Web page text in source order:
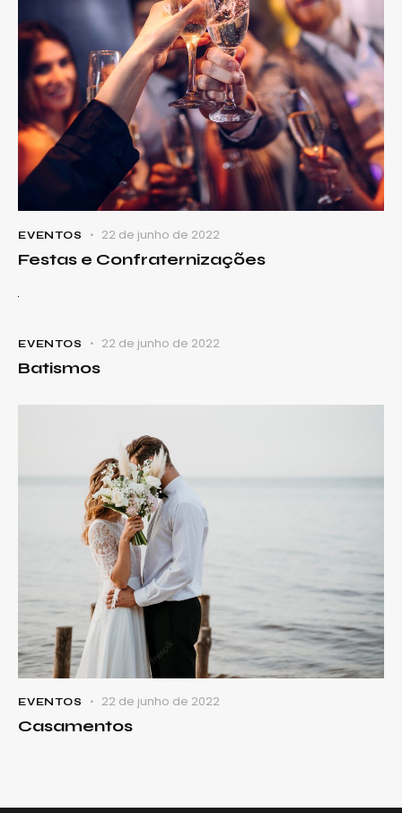
EVENTOS 22 de junho de 2022
Festas e Confraternizações
EVENTOS 22 de junho de 2022
Batismos
EVENTOS 22 de junho de 2022
Casamentos